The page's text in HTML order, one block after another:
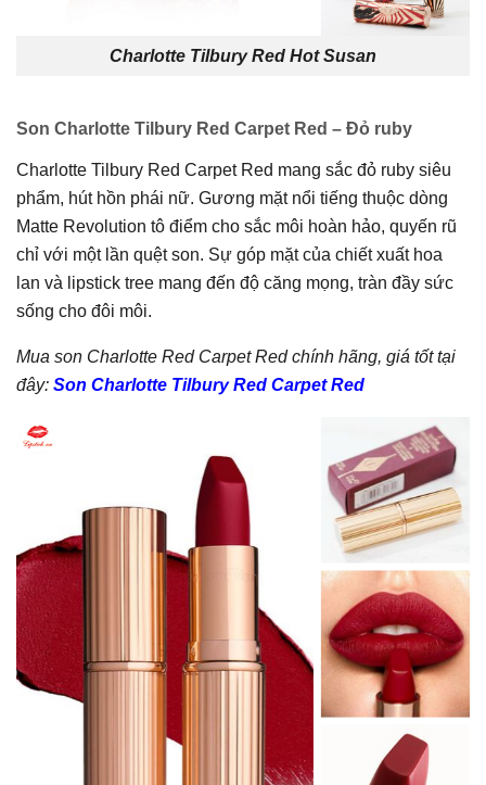
Charlotte Tilbury Red Hot Susan
Son Charlotte Tilbury Red Carpet Red – Đỏ ruby
Charlotte Tilbury Red Carpet Red mang sắc đỏ ruby siêu
phẩm, hút hồn phái nữ. Gương mặt nổi tiếng thuộc dòng
Matte Revolution tô điểm cho sắc môi hoàn hảo, quyến rũ
chỉ với một lần quệt son. Sự góp mặt của chiết xuất hoa
lan và lipstick tree mang đến độ căng mọng, tràn đầy sức
sống cho đôi môi.
Mua son Charlotte Red Carpet Red chính hãng, giá tốt tại
đây: Son Charlotte Tilbury Red Carpet Red